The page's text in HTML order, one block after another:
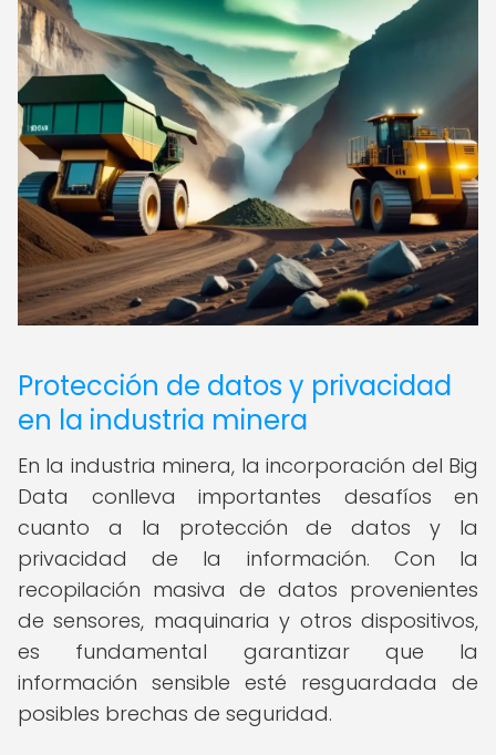
Protección de datos y privacidad
en la industria minera
En la industria minera, la incorporación del Big
Data conlleva importantes desafíos en
cuanto a la protección de datos y la
privacidad de la información. Con la
recopilación masiva de datos provenientes
de sensores, maquinaria y otros dispositivos,
es fundamental garantizar que la
información sensible esté resguardada de
posibles brechas de seguridad.